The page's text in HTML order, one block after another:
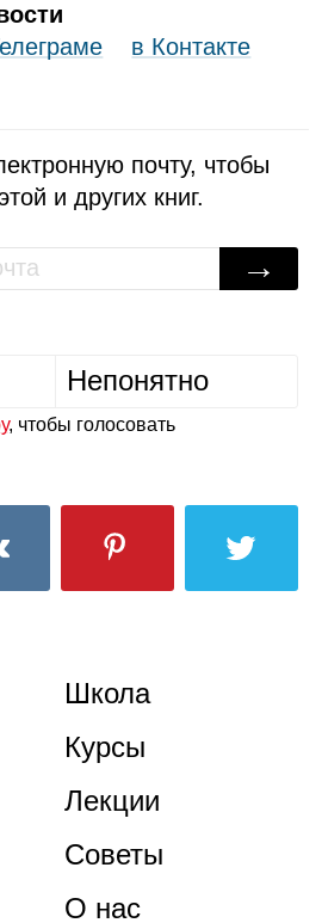
в Контакте
почту, чтобы
и других книг.
→
Непонятно
, чтобы голосовать
Школа
Курсы
Лекции
Советы
О нас